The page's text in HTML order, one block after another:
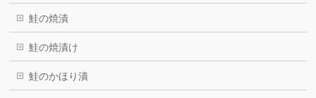
鮭の焼漬
鮭の焼漬け
鮭のかほり漬